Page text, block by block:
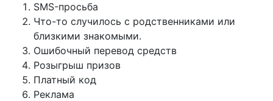
SMS-просьба
Что-то случилось с родственниками или
близкими знакомыми.
Ошибочный перевод средств
Розыгрыш призов
Платный код
Реклама